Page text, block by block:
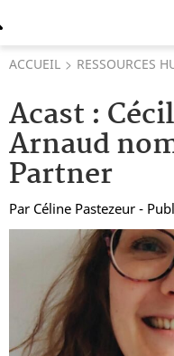
ACCUEIL RESSOURCES
Acast :
Arnaud
Partner
Par Céline Pastezeur -